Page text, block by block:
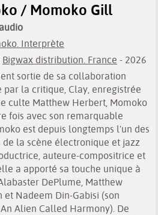
/ Momoko Gill
Interprète
Bigwax distribution. France - 2026
sortie de sa collaboration
par la critique, Clay, enregistrée
culte Matthew Herbert, Momoko
fois avec son remarquable
est depuis longtemps l'un des
la scène électronique et jazz
auteure-compositrice et
a apporté sa touche unique à
DePlume, Matthew
et Nadeem Din-Gabisi (son
Alien Called Harmony). De